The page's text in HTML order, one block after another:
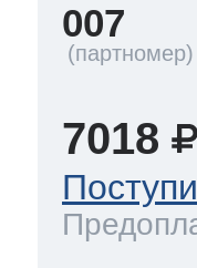
007
7018